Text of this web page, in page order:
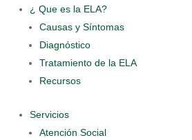
¿ Que es la ELA?
Causas y Síntomas
Diagnóstico
Tratamiento de la ELA
Recursos
Servicios
Atención Social